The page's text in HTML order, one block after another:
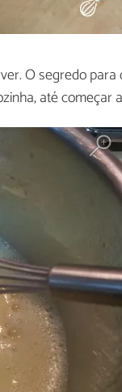
O segredo para
até começar